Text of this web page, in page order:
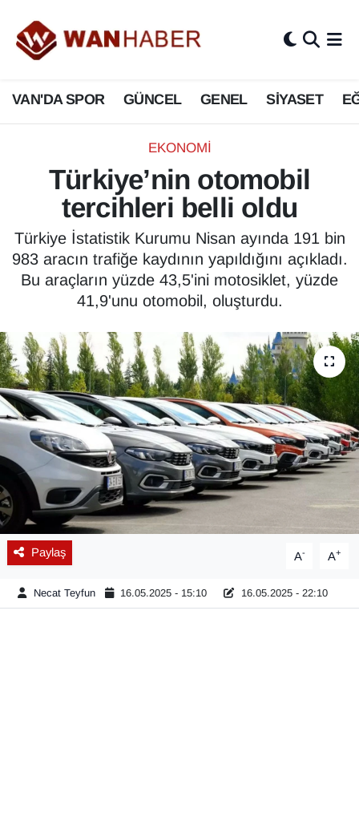
VAN'DA SPOR GÜNCEL GENEL SİYASET
EKONOMİ
Türkiye’nin otomobil
tercihleri belli oldu
Türkiye İstatistik Kurumu Nisan ayında 191 bin
983 aracın trafiğe kaydının yapıldığını açıkladı.
Bu araçların yüzde 43,5'ini motosiklet, yüzde
41,9'unu otomobil, oluşturdu.
Paylaş A- A+
Necat Teyfun 16.05.2025 - 15:10 16.05.2025 - 22:10
3.SAYFA
ASAYİŞ
BİLİM VE TEKNOLOJİ
Biyografi
ÇEVRE
Deprem
Dernekler, Odalar
Diğer
DÜNYA
EĞİTİM
EKONOMİ
Eleman
Emlak
Van Nöbetçi Eczaneler
Van Hava Durumu
Van Namaz Vakitleri
Van Trafik Yoğunluk Haritası
Tüm Manşetler
Son Dakika Haberleri
Haber Arşivi